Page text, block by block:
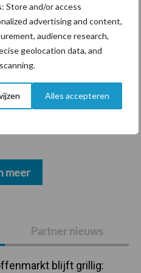
Store and/or access
advertising and content,
audience research,
geolocation data, and
Alles accepteren
Partner nieuws
blijft grillig:
Fokkerij
Ligbox &
Voerhekken
meer